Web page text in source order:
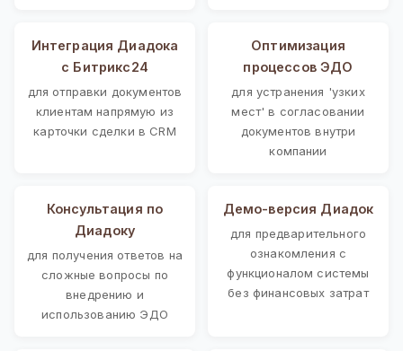
Интеграция Диадока
с Битрикс24
для отправки документов
клиентам напрямую из
карточки сделки в CRM
Оптимизация
процессов ЭДО
для устранения 'узких
мест' в согласовании
документов внутри
компании
Консультация по
Диадоку
для получения ответов на
сложные вопросы по
внедрению и
использованию ЭДО
Демо-версия Диадок
для предварительного
ознакомления с
функционалом системы
без финансовых затрат